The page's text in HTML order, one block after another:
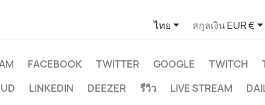
ไทย สกุลเงินEUR €
FACEBOOK TWITTER GOOGLE TWITCH
LINKEDIN DEEZER รีวิว LIVE STREAM